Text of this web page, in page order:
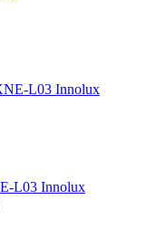
L03 Innolux